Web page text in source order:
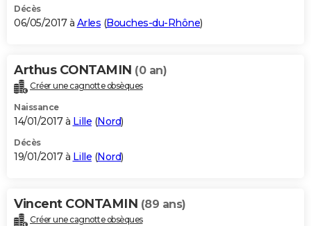
Décès
06/05/2017 à Arles (Bouches-du-Rhône)
Arthus CONTAMIN (0 an)
Créer une cagnotte obsèques
Naissance
14/01/2017 à Lille (Nord)
Décès
19/01/2017 à Lille (Nord)
Vincent CONTAMIN (89 ans)
Créer une cagnotte obsèques